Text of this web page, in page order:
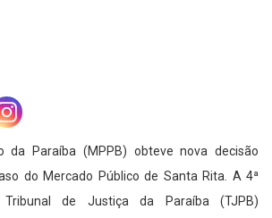
da Paraíba (MPPB) obteve nova decisão
do Mercado Público de Santa Rita. A 4ª
de Justiça da Paraíba (TJPB)